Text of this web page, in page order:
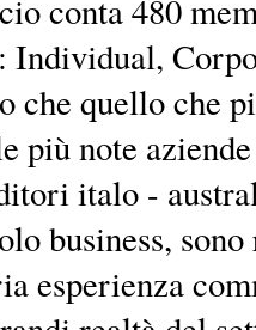
conta 480
che quello che
più note
italo -
business,
esperienza